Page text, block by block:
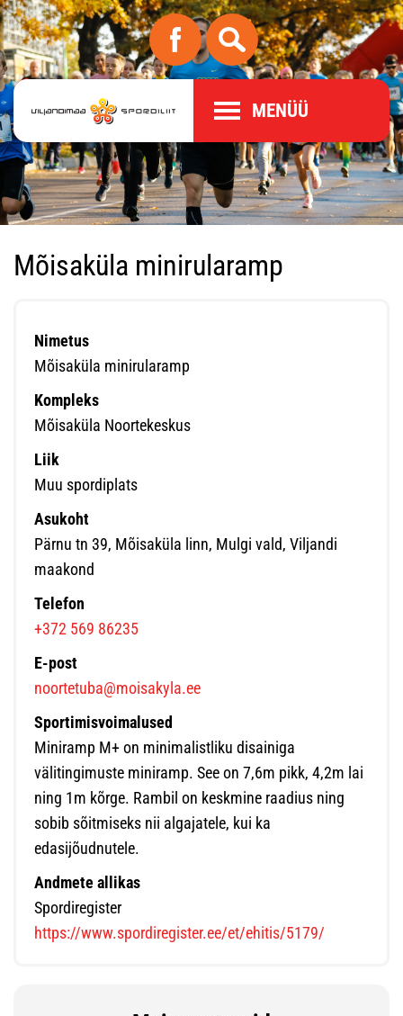
MENÜÜ
Mõisaküla minirularamp
Nimetus
Mõisaküla minirularamp
Kompleks
Mõisaküla Noortekeskus
Liik
Muu spordiplats
Asukoht
Pärnu tn 39, Mõisaküla linn, Mulgi vald, Viljandi
maakond
Telefon
+372 569 86235
E-post
noortetuba@moisakyla.ee
Sportimisvoimalused
Miniramp M+ on minimalistliku disainiga
välitingimuste miniramp. See on 7,6m pikk, 4,2m lai
ning 1m kõrge. Rambil on keskmine raadius ning
sobib sõitmiseks nii algajatele, kui ka
edasijõudnutele.
Andmete allikas
Spordiregister
https://www.spordiregister.ee/et/ehitis/5179/